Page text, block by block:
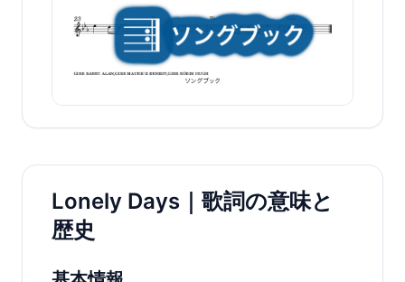
Lonely Days｜歌詞の意味と
歴史